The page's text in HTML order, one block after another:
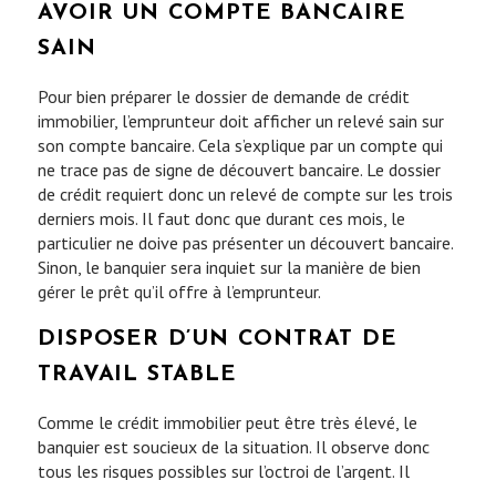
AVOIR UN COMPTE BANCAIRE
SAIN
Pour bien préparer le dossier de demande de crédit
immobilier, l’emprunteur doit afficher un relevé sain sur
son compte bancaire. Cela s’explique par un compte qui
ne trace pas de signe de découvert bancaire. Le dossier
de crédit requiert donc un relevé de compte sur les trois
derniers mois. Il faut donc que durant ces mois, le
particulier ne doive pas présenter un découvert bancaire.
Sinon, le banquier sera inquiet sur la manière de bien
gérer le prêt qu’il offre à l’emprunteur.
DISPOSER D’UN CONTRAT DE
TRAVAIL STABLE
Comme le crédit immobilier peut être très élevé, le
banquier est soucieux de la situation. Il observe donc
tous les risques possibles sur l’octroi de l’argent. Il